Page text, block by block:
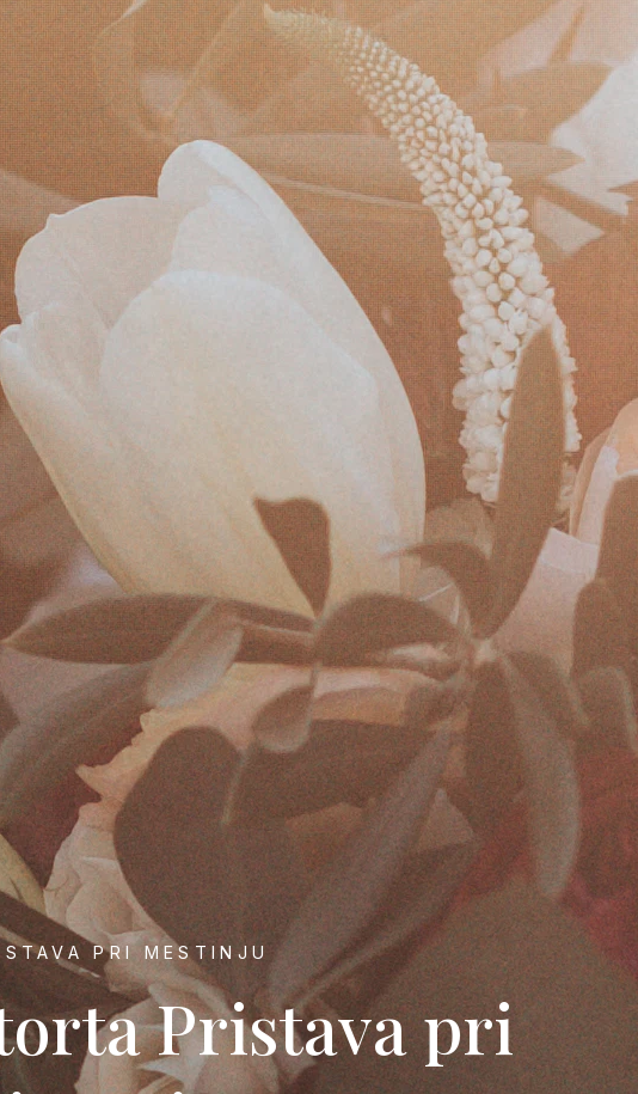
PRI MESTINJU
Pristava pri